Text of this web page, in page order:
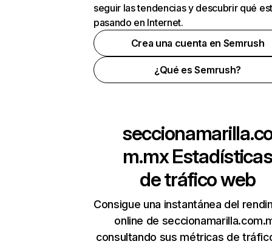
seguir las tendencias y descubrir qué
pasando en Internet.
Crea una cuenta en Semrush
¿Qué es Semrush?
m.mxEstadísticas
de tráfico web
Consigue una instantánea del
online de
consultando sus métricas de